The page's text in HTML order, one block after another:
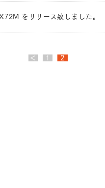
をリリース致しました。
＜ 1 2